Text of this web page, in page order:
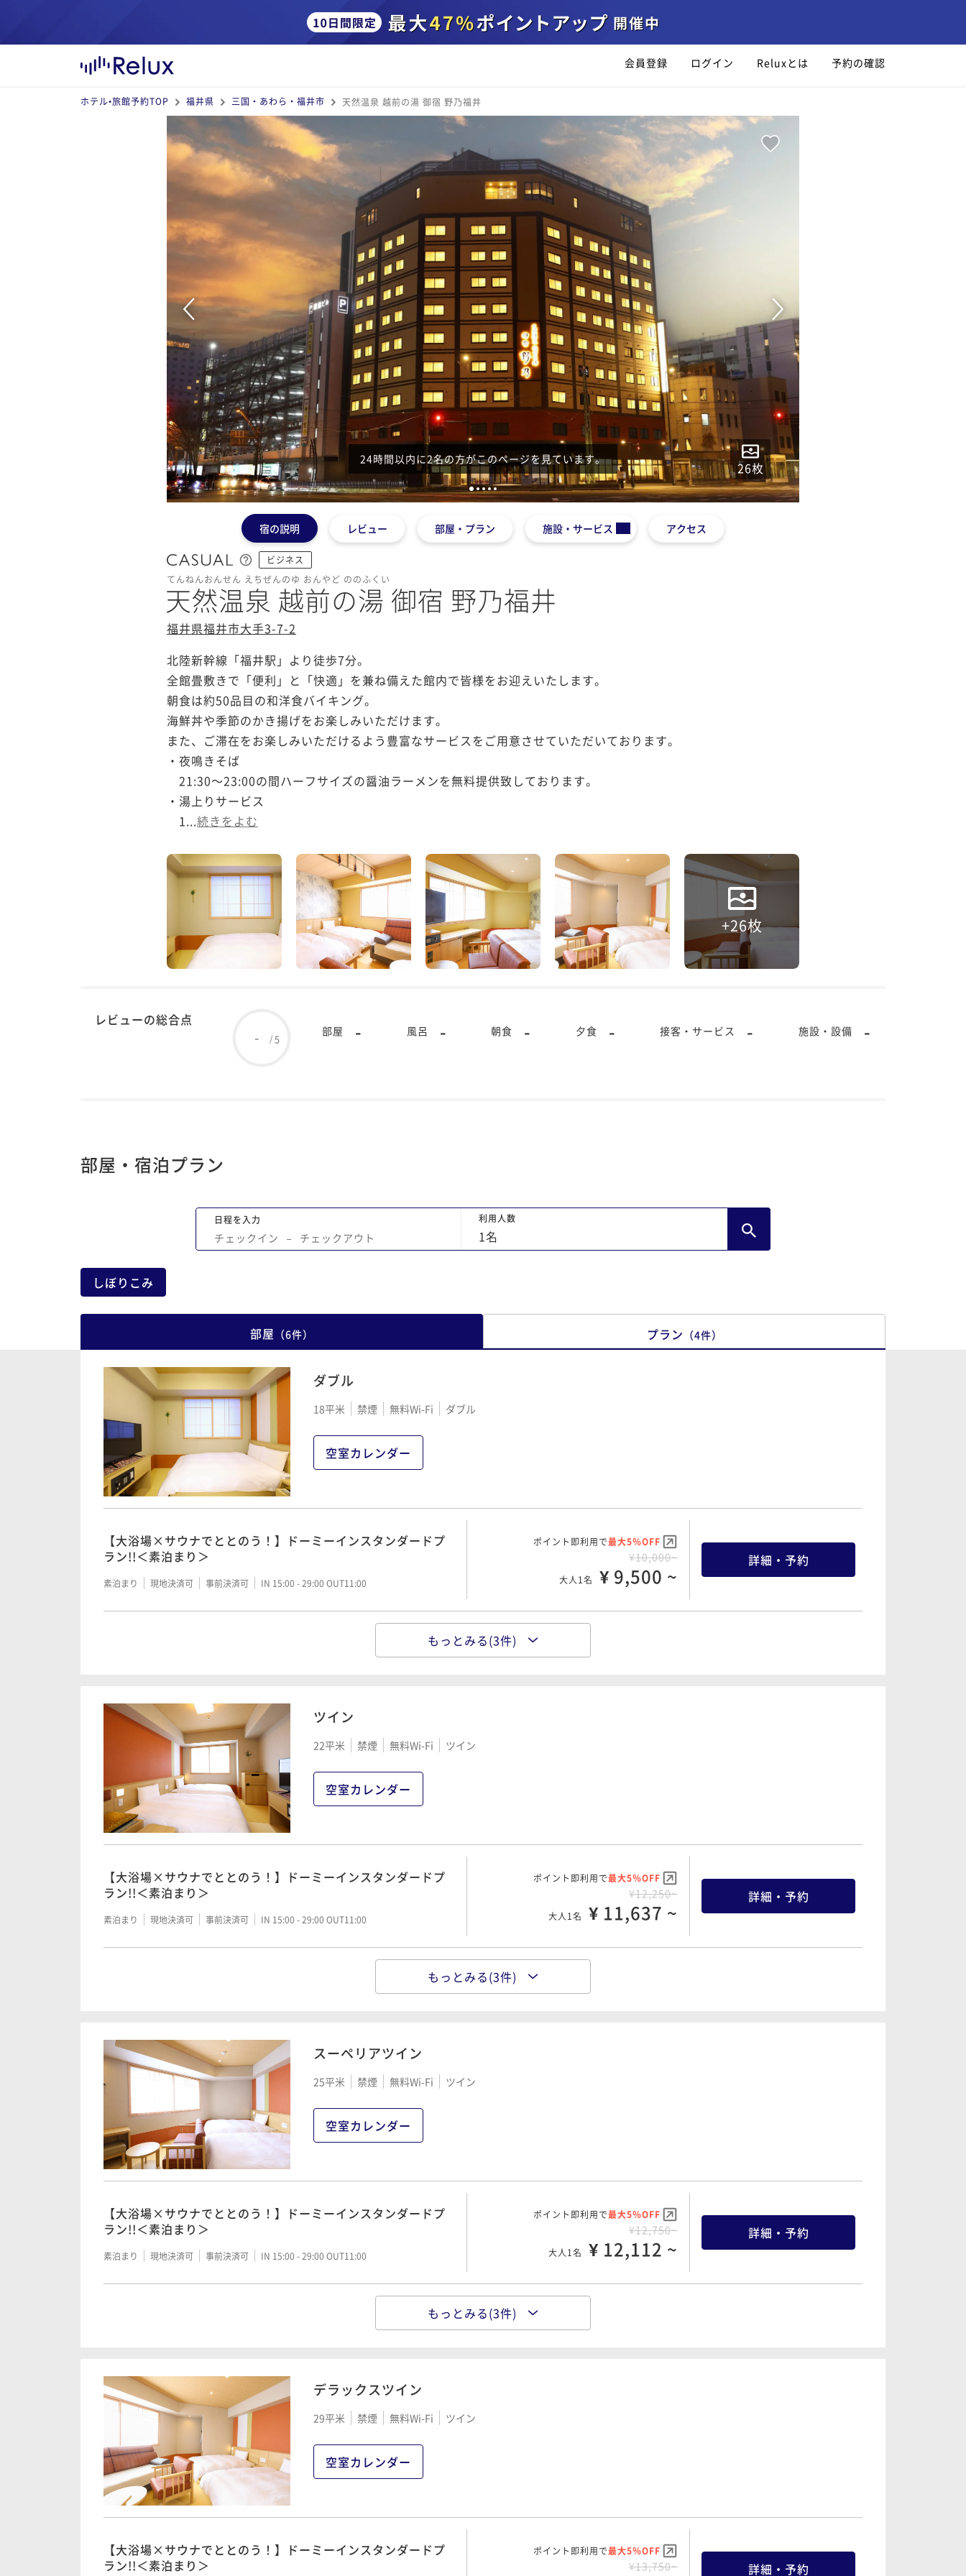
会員登録 ログイン Reluxとは 予約の確認
ホテル•旅館予約TOP 福井県 三国・あわら・福井市 天然温泉 越前の湯 御宿 野乃福井
26枚
1 2345
宿の説明 レビュー 部屋・プラン 施設・サービス アクセス
ビジネス
てんねんおんせん えちぜんのゆ おんやど ののふくい
天然温泉 越前の湯 御宿 野乃福井
福井県福井市大手3-7-2
北陸新幹線「福井駅」より徒歩7分。
全館畳敷きで「便利」と「快適」を兼ね備えた館内で皆様をお迎えいたします。
朝食は約50品目の和洋食バイキング。
海鮮丼や季節のかき揚げをお楽しみいただけます。
また、ご滞在をお楽しみいただけるよう豊富なサービスをご用意させていただいております。
・夜鳴きそば
21:30～23:00の間ハーフサイズの醤油ラーメンを無料提供致しております。
・湯上りサービス
1...続きをよむ
+26枚
レビューの総合点
- /5
部屋 - 風呂 - 朝食 - 夕食 - 接客・サービス - 施設・設備 -
部屋・宿泊プラン
日程を入力
チェックイン − チェックアウト
利用人数
1名
しぼりこみ
部屋 （6件） プラン （4件）
ダブル
18平米 禁煙 無料Wi-Fi ダブル
空室カレンダー
【大浴場×サウナでととのう！】ドーミーインスタンダードプ
ラン!!＜素泊まり＞
素泊まり 現地決済可 事前決済可 IN 15:00 - 29:00 OUT11:00
ポイント即利用で最大5％OFF
¥10,000~
大人1名 ¥ 9,500 ~
詳細・予約
【大浴場×サウナでととのう！】ドーミーインスタンダードプ
ポイント即利用で
【清掃不要のお客様限定】2泊以上限定★連泊プラン《素泊り》
素泊まり 現地決済可 事前決済可 IN 15:00 - 29:00 OUT11:00
朝食付き 現地決済可 事前決済可 IN 15:00 - 29:00 OUT11:00 ¥ 23,940 ~
もっとみる(3件)
ツイン
22平米 禁煙 無料Wi-Fi ツイン
空室カレンダー
【大浴場×サウナでととのう！】ドーミーインスタンダードプ
ラン!!＜素泊まり＞
素泊まり 現地決済可 事前決済可 IN 15:00 - 29:00 OUT11:00
ポイント即利用で最大5％OFF
¥12,250~
大人1名 ¥ 11,637 ~
詳細・予約
【大浴場×サウナでととのう！】ドーミーインスタンダードプ
ポイント即利用で
【清掃不要のお客様限定】2泊以上限定★連泊プラン《素泊り》
素泊まり 現地決済可 事前決済可 IN 15:00 - 29:00 OUT11:00
朝食付き 現地決済可 事前決済可 IN 15:00 - 29:00 OUT11:00 ¥ 28,215 ~
もっとみる(3件)
スーペリアツイン
25平米 禁煙 無料Wi-Fi ツイン
空室カレンダー
【大浴場×サウナでととのう！】ドーミーインスタンダードプ
ラン!!＜素泊まり＞
素泊まり 現地決済可 事前決済可 IN 15:00 - 29:00 OUT11:00
ポイント即利用で最大5％OFF
¥12,750~
大人1名 ¥ 12,112 ~
詳細・予約
【大浴場×サウナでととのう！】ドーミーインスタンダードプ
ポイント即利用で
【清掃不要のお客様限定】2泊以上限定★連泊プラン《素泊り》
素泊まり 現地決済可 事前決済可 IN 15:00 - 29:00 OUT11:00
朝食付き 現地決済可 事前決済可 IN 15:00 - 29:00 OUT11:00 ¥ 29,165 ~
もっとみる(3件)
デラックスツイン
29平米 禁煙 無料Wi-Fi ツイン
空室カレンダー
【大浴場×サウナでととのう！】ドーミーインスタンダードプ
ラン!!＜素泊まり＞
ポイント即利用で最大5％OFF
¥13,750~ 詳細・予約